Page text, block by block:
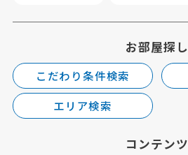
お部屋探し
こだわり条件検索
エリア検索
コンテンツ